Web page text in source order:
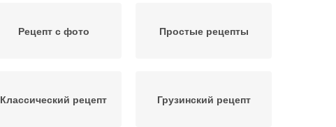
Рецепт с фото Простые рецепты
Классический рецепт Грузинский рецепт